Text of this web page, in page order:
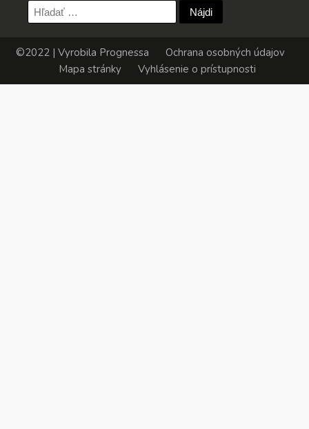
Hľadať:
©2022 | Vyrobila Prognessa
Ochrana osobných údajov
Mapa stránky
Vyhlásenie o prístupnosti